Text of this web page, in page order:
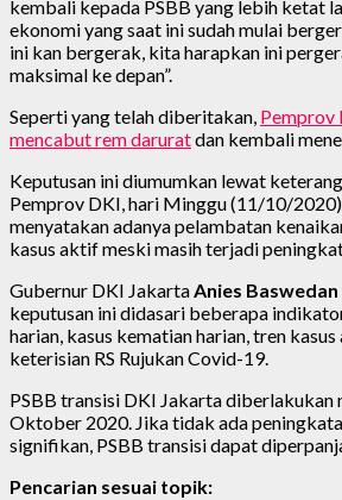
kembali kepada PSBB yang lebih ketat
ekonomi yang saat ini sudah mulai
ini kan bergerak, kita harapkan ini
maksimal ke depan”.
Seperti yang telah diberitakan, Pemprov
mencabut rem daruratdan kembali
Keputusan ini diumumkan lewat
Pemprov DKI, hari Minggu (11/10/
menyatakan adanya pelambatan
kasus aktif meski masih terjadi
Gubernur DKI Jakarta Anies Baswedan
keputusan ini didasari beberapa
harian, kasus kematian harian, tren
keterisian RS Rujukan Covid-19.
PSBB transisi DKI Jakarta
Oktober 2020. Jika tidak ada
signifikan, PSBB transisi dapat
Pencarian sesuai topik: